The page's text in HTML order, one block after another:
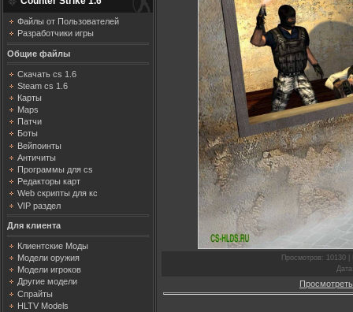
Файлы от Пользователей
Разработчики игры
Общие файлы
Скачать cs 1.6
Steam cs 1.6
Карты
Maps
Патчи
Боты
Вейпоинты
Античиты
Программы для cs
Редакторы карт
Web скрипты для кс
VIP раздел
Для клиента
Клиентские Моды
Модели оружия
Модели игроков
Другие модели
Спрайты
HLTV Models
Просмотров : 10130 |
Дата